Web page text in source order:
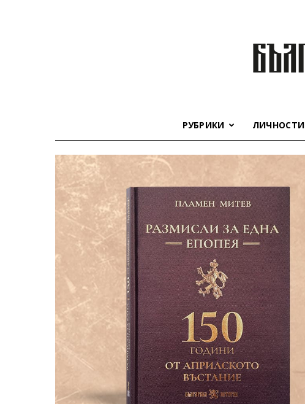
РУБРИКИ ЛИЧНОСТИ